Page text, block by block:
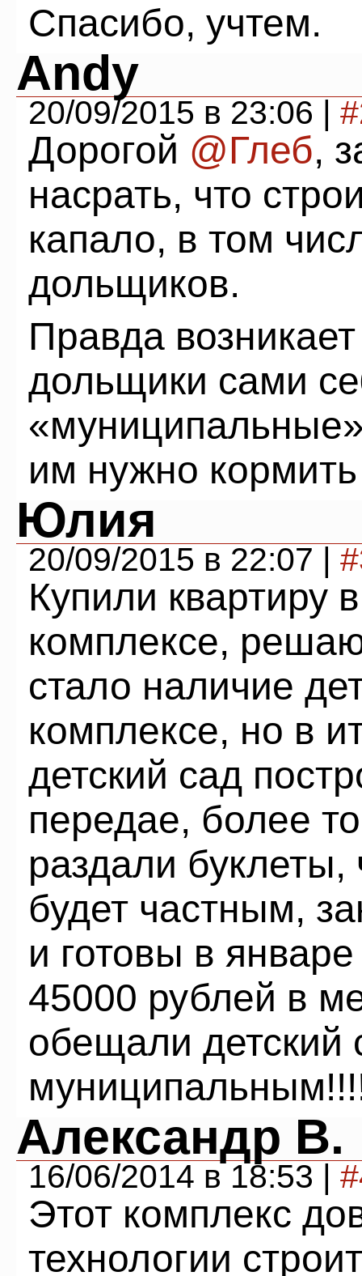
Спасибо, учтем.
Andy
20/09/2015 в 23:06 |
Дорогой @Глеб,
насрать, что
капало, в том
дольщиков.
Правда
дольщики сами
им нужно
Юлия
20/09/2015 в 22:07 |
Купили квартиру
комплексе,
стало наличие
комплексе, но в
детский сад
передае, более
раздали
будет частным,
и готовы в
45000 рублей в
обещали детский
Александр В.
16/06/2014 в 18:53 |
Этот комплекс
технологии